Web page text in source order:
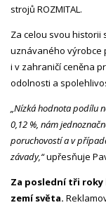
strojů ROZMITAL.
Za celou svou historii
uznávaného výrobce
i v zahraničí ceněna
odolnosti a
„Nízká hodnota podílu
0,12 %, nám
poruchovostí a v
závady,“upřesňuje
Za poslední tři roky
zemí světa.